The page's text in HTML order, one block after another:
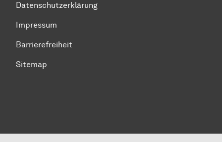
Datenschutzerklärung
Impressum
Barrierefreiheit
Sitemap